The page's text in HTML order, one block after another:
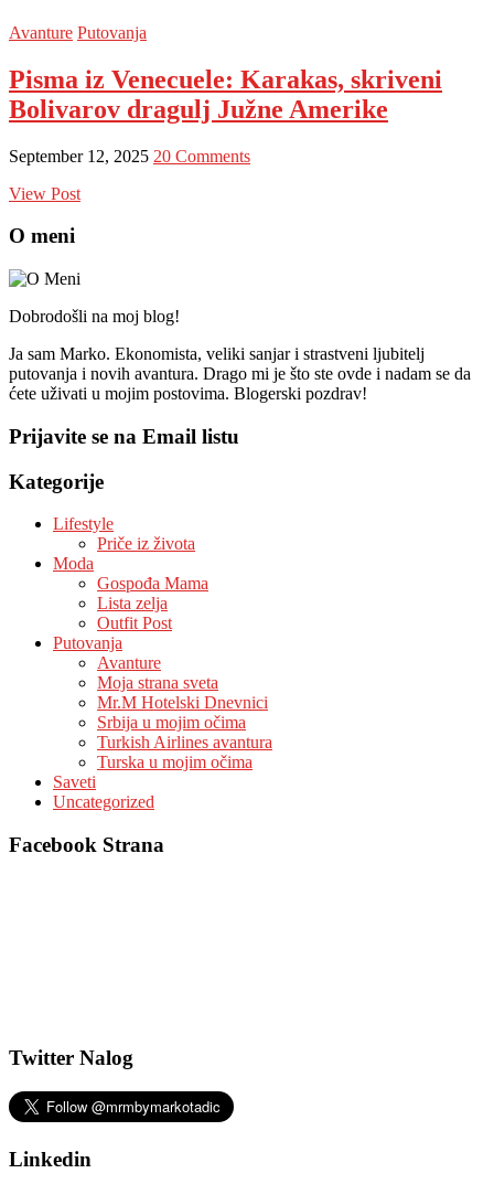
Avanture Putovanja
Pisma iz Venecuele: Karakas, skriveni
Bolivarov dragulj Južne Amerike
September 12, 2025 20 Comments
View Post
O meni
Dobrodošli na moj blog!
Ja sam Marko. Ekonomista, veliki sanjar i strastveni ljubitelj
putovanja i novih avantura. Drago mi je što ste ovde i nadam se da
ćete uživati u mojim postovima. Blogerski pozdrav!
Prijavite se na Email listu
Kategorije
Lifestyle
Priče iz života
Moda
Gospođa Mama
Lista zelja
Outfit Post
Putovanja
Avanture
Moja strana sveta
Mr.M Hotelski Dnevnici
Srbija u mojim očima
Turkish Airlines avantura
Turska u mojim očima
Saveti
Uncategorized
Facebook Strana
Twitter Nalog
Linkedin